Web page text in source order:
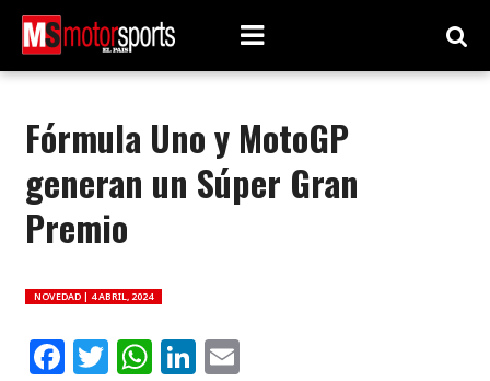
Fórmula Uno y MotoGP
generan un Súper Gran
Premio
NOVEDAD | 4 ABRIL, 2024
Facebook
Twitter
WhatsApp
LinkedIn
Email